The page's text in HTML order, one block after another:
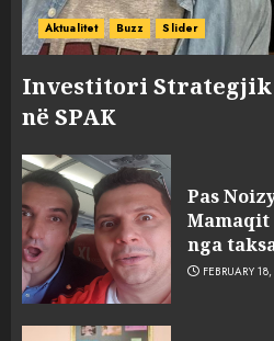
Aktualitet Buzz Slider
Investitori Strategjik
në SPAK
Pas
nga
FEBRUARY